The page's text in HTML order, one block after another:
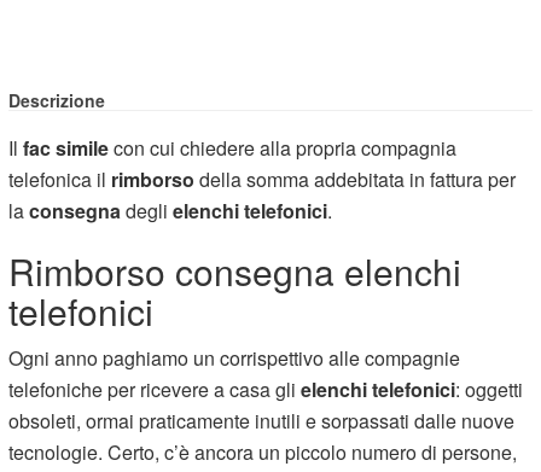
Descrizione
Ilfac similecon cui chiedere alla propria compagnia
telefonica il rimborsodella somma addebitata in fattura per
laconsegnadeglielenchi telefonici.
Rimborso consegna elenchi
telefonici
Ogni anno paghiamo un corrispettivo alle compagnie
telefoniche per ricevere a casa glielenchi telefonici: oggetti
obsoleti, ormai praticamente inutili e sorpassati dalle nuove
tecnologie. Certo, c’è ancora un piccolo numero di persone,